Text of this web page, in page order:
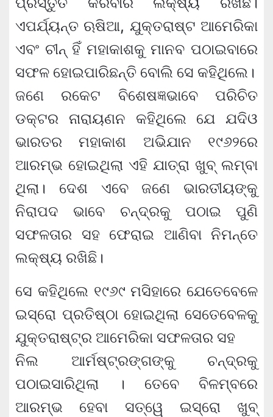
ଏପର୍ଯ୍ୟନ୍ତ ଋଷିଆ, ଯୁକ୍ତରାଷ୍ଟ ଆମେରିକା
ଏବଂ ଚୀନ୍ ହିଁ ମହାକାଶକୁ ମାନବ ପଠାଇବାରେ
ସଫଳ ହୋଇପାରିଛନ୍ତି ବୋଲି ସେ କହିଥିଲେ।
ଜଣେ ରକେଟ ବିଶେଷଜ୍ଞଭାବେ ପରିଚିତ
ଡକ୍ଟର ନାରାୟଣନ କହିଥିଲେ ଯେ ଯଦିଓ
ଭାରତର ମହାକାଶ ଅଭିଯାନ ୧୯୬୨ରେ
ଆରମ୍ଭ ହୋଇଥିଲା ଏହି ଯାତ୍ରା ଖୁବ୍ ଲମ୍ବା
ଥିଲା। ଦେଶ ଏବେ ଜଣେ ଭାରତୀୟଙ୍କୁ
ନିରାପଦ ଭାବେ ଚନ୍ଦ୍ରକୁ ପଠାଇ ପୁଣି
ସଫଳତାର ସହ ଫେରାଇ ଆଣିବା ନିମନ୍ତେ
ଲକ୍ଷ୍ୟ ରଖିଛି।
ସେ କହିଥିଲେ ୧୯୬୯ ମସିହାରେ ଯେତେବେଳେ
ଇସ୍ରୋ ପ୍ରତିଷ୍ଠା ହୋଇଥିଲା ସେତେବେଳକୁ
ଯୁକ୍ତରାଷ୍ଟ୍ର ଆମେରିକା ସଫଳତାର ସହ
ନିଲ ଆର୍ମଷ୍ଟ୍ରଙ୍ଗଙ୍କୁ ଚନ୍ଦ୍ରକୁ
ପଠାଇସାରିଥିଲା । ତେବେ ବିଳମ୍ବରେ
ଆରମ୍ଭ ହେବା ସତ୍ୱେ ଇସ୍ରୋ ଖୁବ୍